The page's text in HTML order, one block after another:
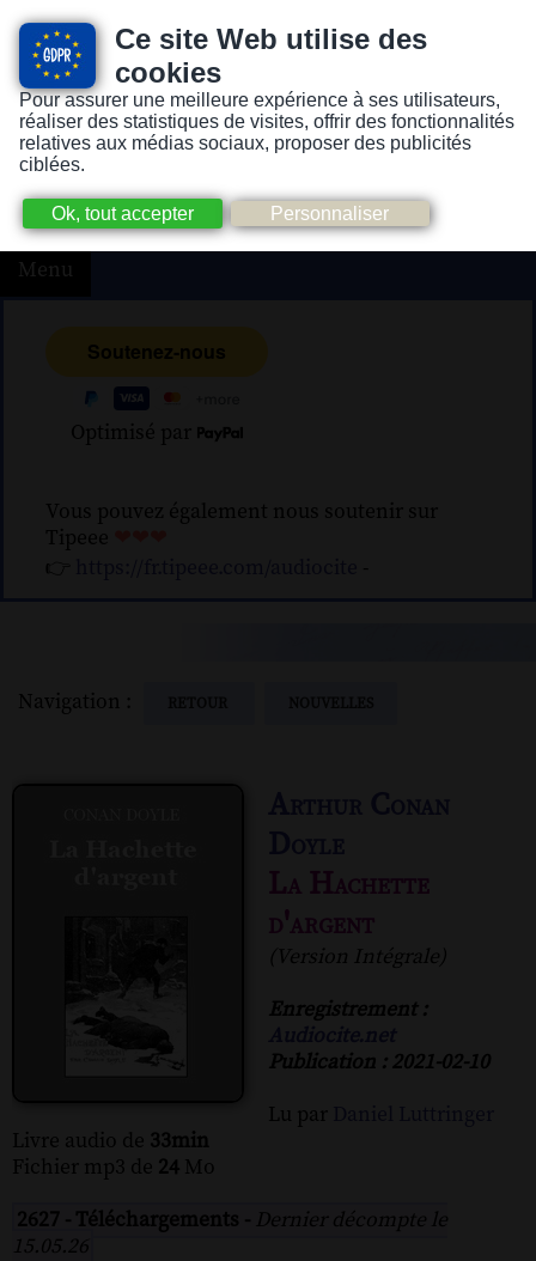
Ce site Web utilise des
cookies
Pour assurer une meilleure expérience à ses utilisateurs,
réaliser des statistiques de visites, offrir des fonctionnalités
relatives aux médias sociaux, proposer des publicités
ciblées.
Version pour personnes mal-voyantes ou non-voyantes
Menu
Optimisé par
Vous pouvez également nous soutenir sur
Tipeee
👉
-
Navigation :
La Hachette
d'argent
(Version Intégrale)
Enregistrement :
Publication : 2021-02-10
Lu par
Livre audio de 33min
Fichier mp3 de 24 Mo
2627 - Téléchargements - Dernier décompte le
15.05.26